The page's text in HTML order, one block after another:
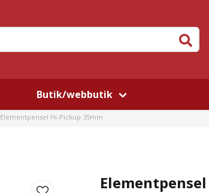
Butik/webbutik
Elementpensel Hi-Pickup 35mm